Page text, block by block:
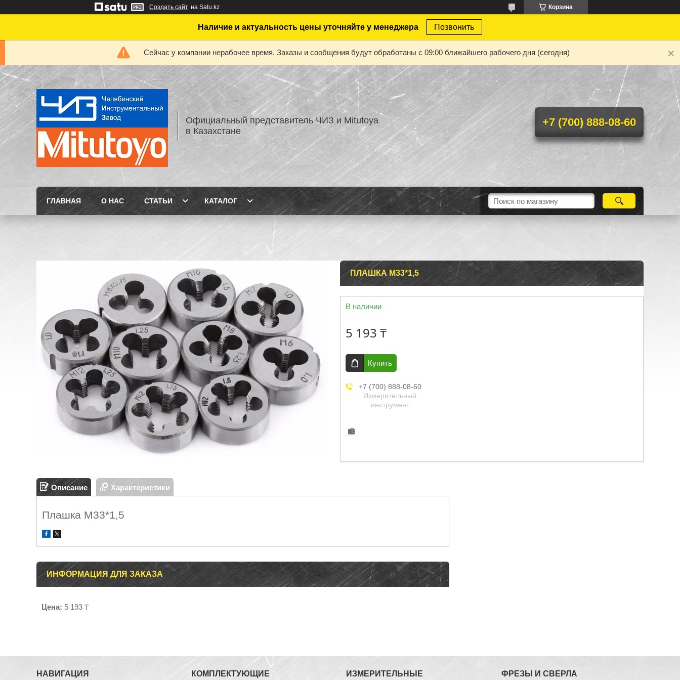
Создать сайт на Satu.kz Корзина
Наличие и актуальность цены уточняйте у менеджера Позвонить
Сейчас у компании нерабочее время. Заказы и сообщения будут обработаны с 09:00 ближайшего рабочего дня (сегодня)
Официальный представитель ЧИЗ и Mitutoya
в Казахстане
+7 (700) 888-08-60
ГЛАВНАЯ О НАС СТАТЬИ КАТАЛОГ
ПЛАШКА М33*1,5
В наличии
5 193 ₸
Купить
+7 (700) 888-08-60
Измерительный
инструмент
Описание Характеристики
Плашка М33*1,5
ИНФОРМАЦИЯ ДЛЯ ЗАКАЗА
Цена: 5 193 ₸
НАВИГАЦИЯ КОМПЛЕКТУЮЩИЕ
ИЗМЕРИТЕЛЬНЫЕ
ФРЕЗЫ И СВЕРЛА